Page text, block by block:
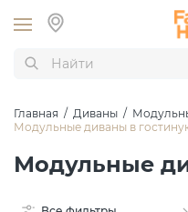
Главная / Диваны /
Модульные диваны в
Модульные